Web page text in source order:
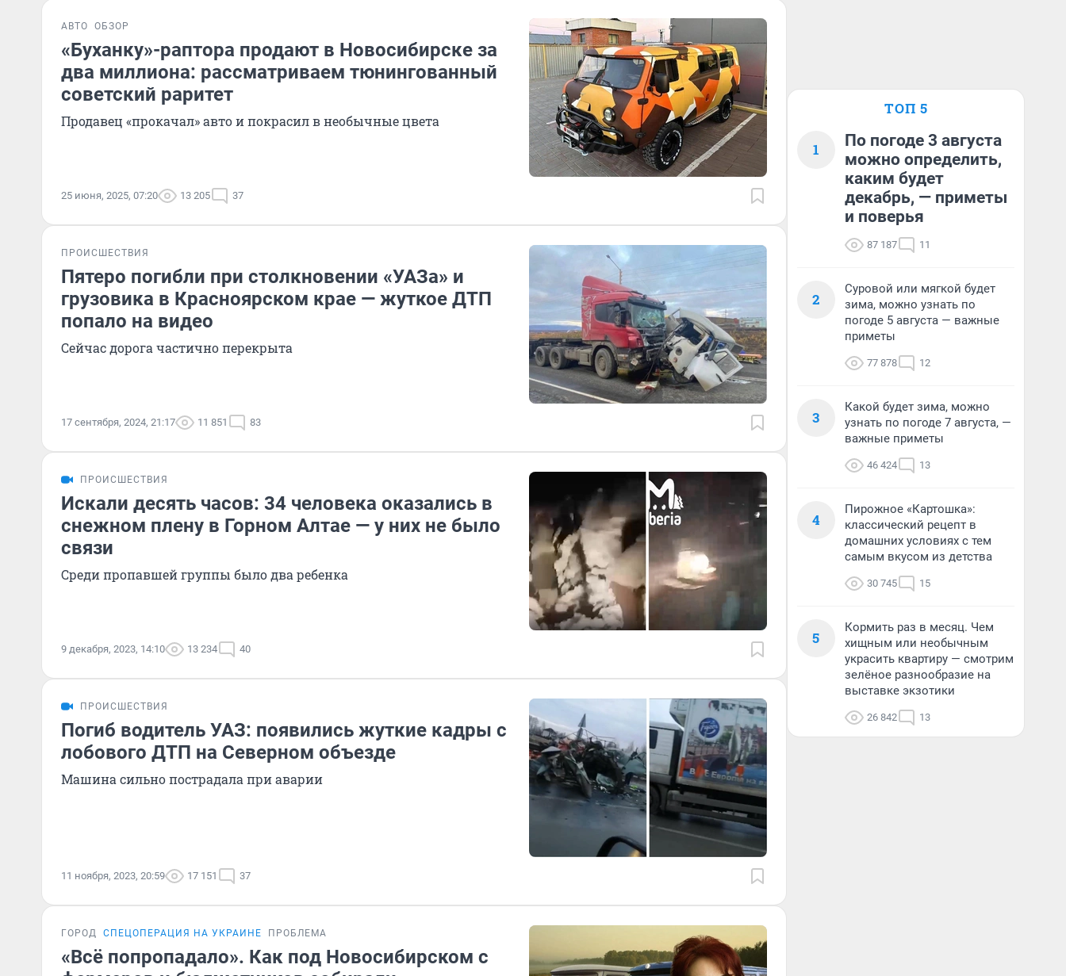
АВТО ОБЗОР
«Буханку»-раптора продают в Новосибирске за
два миллиона: рассматриваем тюнингованный
советский раритет
Продавец «прокачал» авто и покрасил в необычные цвета
25 июня, 2025, 07:20 13 205 37
ПРОИСШЕСТВИЯ
Пятеро погибли при столкновении «УАЗа» и
грузовика в Красноярском крае — жуткое ДТП
попало на видео
Сейчас дорога частично перекрыта
17 сентября, 2024, 21:17 11 851 83
ПРОИСШЕСТВИЯ
Искали десять часов: 34 человека оказались в
снежном плену в Горном Алтае — у них не было
связи
Среди пропавшей группы было два ребенка
9 декабря, 2023, 14:10 13 234 40
ПРОИСШЕСТВИЯ
Погиб водитель УАЗ: появились жуткие кадры с
лобового ДТП на Северном объезде
Машина сильно пострадала при аварии
11 ноября, 2023, 20:59 17 151 37
ГОРОД СПЕЦОПЕРАЦИЯ НА УКРАИНЕ ПРОБЛЕМА
«Всё попропадало». Как под Новосибирском с
ТОП 5
1
По погоде 3 августа
можно определить,
каким будет
декабрь, — приметы
и поверья
87 187 11
2
Суровой или мягкой будет
зима, можно узнать по
погоде 5 августа — важные
приметы
77 878 12
3
Какой будет зима, можно
узнать по погоде 7 августа, —
важные приметы
46 424 13
4
Пирожное «Картошка»:
классический рецепт в
домашних условиях с тем
самым вкусом из детства
30 745 15
5
Кормить раз в месяц. Чем
хищным или необычным
украсить квартиру — смотрим
зелёное разнообразие на
выставке экзотики
26 842 13